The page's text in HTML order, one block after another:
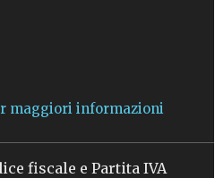
maggiori informazioni
fiscale e Partita IVA